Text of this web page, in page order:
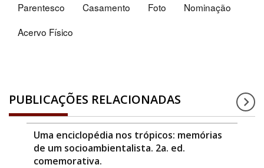
Parentesco
Casamento Foto
Nominação
Acervo Físico
PUBLICAÇÕES RELACIONADAS
Uma enciclopédia nos trópicos: memórias
de um socioambientalista. 2a. ed.
comemorativa.